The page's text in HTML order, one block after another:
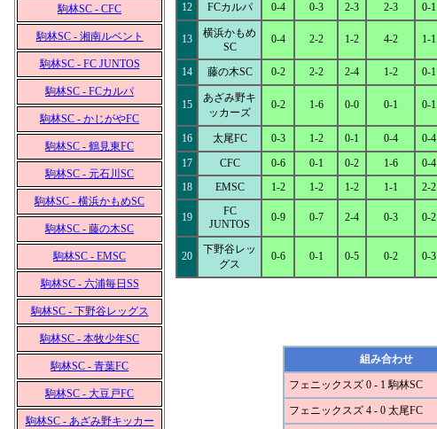
駒林SC - CFC
駒林SC - 湘南ルベント
駒林SC - FC JUNTOS
駒林SC - FCカルパ
駒林SC - かじがやFC
駒林SC - 鶴見東FC
駒林SC - 元石川SC
駒林SC - 横浜かもめSC
駒林SC - 藤の木SC
駒林SC - EMSC
駒林SC - 六浦毎日SS
駒林SC - 下野谷レッグス
駒林SC - 本牧少年SC
駒林SC - 青葉FC
駒林SC - 大豆戸FC
駒林SC - あざみ野キッカー
12 FCカルパ 0-4 0-3 2-3 2-3 0-1
13
横浜かもめ
SC
0-4 2-2 1-2 4-2 1-1
14 藤の木SC 0-2 2-2 2-4 1-2 0-1
15
あざみ野キ
ッカーズ
0-2 1-6 0-0 0-1 0-1
16 太尾FC 0-3 1-2 0-1 0-4 0-4
17
CFC 0-6 0-1 0-2 1-6 0-4
18
EMSC 1-2 1-2 1-2 1-1 2-2
19
FC
JUNTOS
0-9 0-7 2-4 0-3 0-2
20
下野谷レッ
グス
0-6 0-1 0-5 0-2 0-3
組み合わせ
フェニックスズ 0 - 1 駒林SC
フェニックスズ 4 - 0 太尾FC